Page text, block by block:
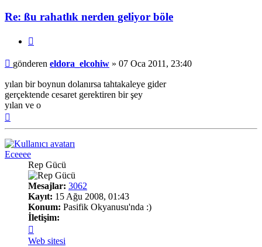
Re: ßu rahatlık nerden geliyor böle
Mesaj
gönderen eldora_elcohiw » 07 Oca 2011, 23:40
yılan bir boynun dolanırsa tahtakaleye gider
gerçektende cesaret gerektiren bir şey
yılan ve o
Eceeee
Rep Gücü
Mesajlar: 3062
Kayıt: 15 Ağu 2008, 01:43
Konum: Pasifik Okyanusu'nda :)
İletişim:
Eceeee
Web sitesi